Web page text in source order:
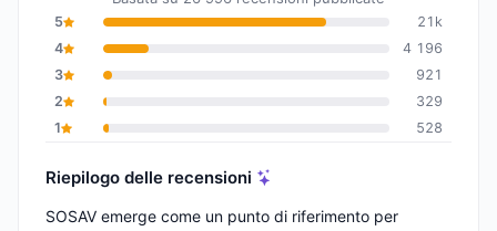
5
21k
4
4 196
3
921
2
329
1
528
Riepilogo delle recensioni
SOSAV emerge come un punto di riferimento per